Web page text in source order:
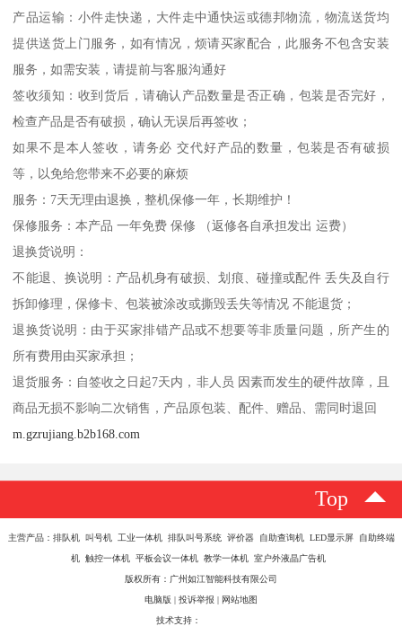
产品运输：小件走快递，大件走中通快运或德邦物流，物流送货均
提供送货上门服务，如有情况，烦请买家配合，此服务不包含安装
服务，如需安装，请提前与客服沟通好
签收须知：收到货后，请确认产品数量是否正确，包装是否完好，
检查产品是否有破损，确认无误后再签收；
如果不是本人签收，请务必 交代好产品的数量，包装是否有破损
等，以免给您带来不必要的麻烦
服务：7天无理由退换，整机保修一年，长期维护！
保修服务：本产品 一年免费 保修 （返修各自承担发出 运费）
退换货说明：
不能退、换说明：产品机身有破损、划痕、碰撞或配件 丢失及自行
拆卸修理，保修卡、包装被涂改或撕毁丢失等情况 不能退货；
退换货说明：由于买家排错产品或不想要等非质量问题，所产生的
所有费用由买家承担；
退货服务：自签收之日起7天内，非人员 因素而发生的硬件故障，且
商品无损不影响二次销售，产品原包装、配件、赠品、需同时退回
m.gzrujiang.b2b168.com
Top
主营产品：排队机 叫号机 工业一体机 排队叫号系统 评价器 自助查询机 LED显示屏 自助终端
机 触控一体机 平板会议一体机 教学一体机 室户外液晶广告机
版权所有：广州如江智能科技有限公司
电脑版 | 投诉举报 | 网站地图
技术支持：